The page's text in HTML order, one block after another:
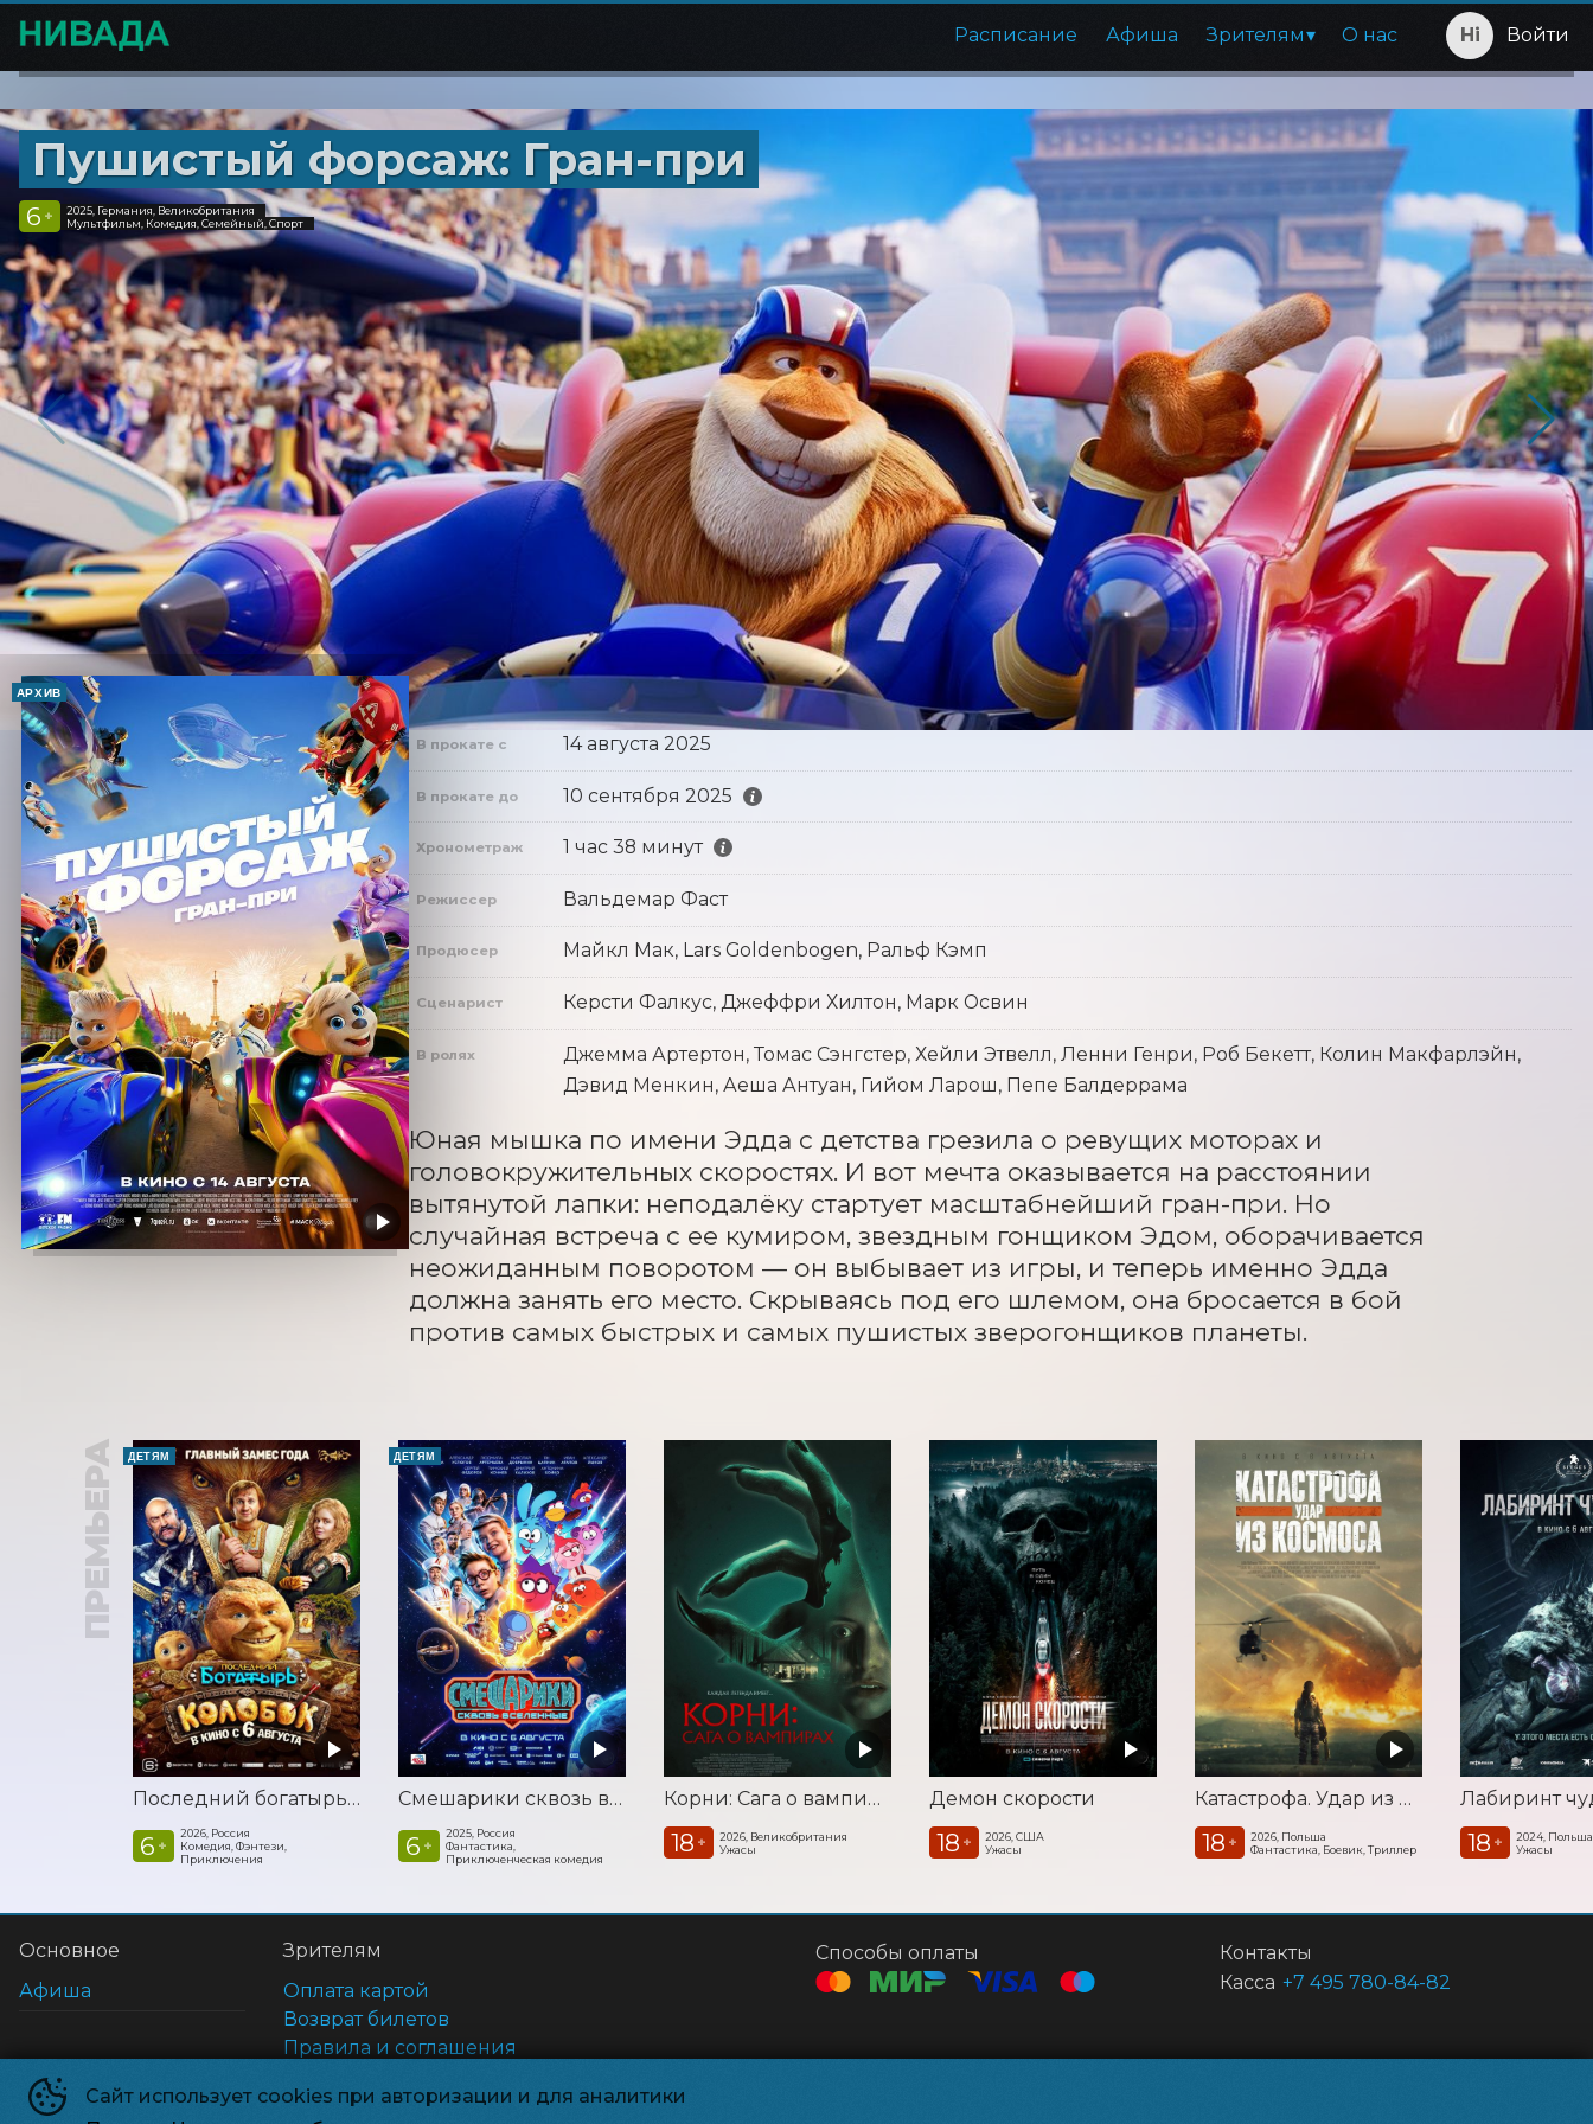
Расписание Афиша Зрителям О нас Войти
Пушистый форсаж: Гран-при
6 +
2025, Германия, Великобритания
Мультфильм, Комедия, Семейный, Спорт
АРХИВ
В прокате с 14 августа 2025
В прокате до 10 сентября 2025
Хронометраж 1 час 38 минут
Режиссер Вальдемар Фаст
Продюсер Майкл Мак, Lars Goldenbogen, Ральф Кэмп
Сценарист Керсти Фалкус, Джеффри Хилтон, Марк Освин
В ролях
Джемма Артертон, Томас Сэнгстер, Хейли Этвелл, Ленни Генри, Роб Бекетт, Колин Макфарлэйн,
Дэвид Менкин, Аеша Антуан, Гийом Ларош, Пепе Балдеррама
Юная мышка по имени Эдда с детства грезила о ревущих моторах и
головокружительных скоростях. И вот мечта оказывается на расстоянии
вытянутой лапки: неподалёку стартует масштабнейший гран-при. Но
случайная встреча с ее кумиром, звездным гонщиком Эдом, оборачивается
неожиданным поворотом — он выбывает из игры, и теперь именно Эдда
должна занять его место. Скрываясь под его шлемом, она бросается в бой
против самых быстрых и самых пушистых зверогонщиков планеты.
ПРЕМЬЕРА ДЕТЯМ
Последний богатырь. Колобок
6 +
2026, Россия
Комедия, Фэнтези,
Приключения
ДЕТЯМ
Смешарики сквозь вселенные
6 +
2025, Россия
Фантастика,
Приключенческая комедия
Корни: Сага о вампирах
18 +
2026, Великобритания
Ужасы
Демон скорости
18 +
2026, США
Ужасы
Катастрофа. Удар из космоса
18 +
2026, Польша
Фантастика, Боевик, Триллер
Лабиринт
18 +
2024, Польша
Ужасы
Сайт использует cookies при авторизации и для аналитики
Основное
Афиша
Зрителям
Оплата картой
Возврат билетов
Правила и соглашения
Способы оплаты
Контакты
Касса +7 495 780-84-82